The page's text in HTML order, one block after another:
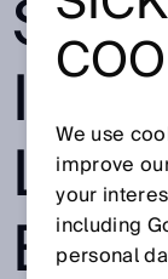
ER
We use
improve
your
including
personal